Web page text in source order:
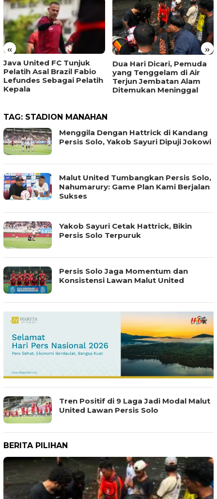
« »
Java United FC Tunjuk
Pelatih Asal Brazil Fabio
Lefundes Sebagai Pelatih
Kepala
Dua Hari Dicari, Pemuda
yang Tenggelam di Air
Terjun Jembatan Alam
Ditemukan Meninggal
TAG: STADION MANAHAN
Menggila Dengan Hattrick di Kandang
Persis Solo, Yakob Sayuri Dipuji Jokowi
Malut United Tumbangkan Persis Solo,
Nahumarury: Game Plan Kami Berjalan
Sukses
Yakob Sayuri Cetak Hattrick, Bikin
Persis Solo Terpuruk
Persis Solo Jaga Momentum dan
Konsistensi Lawan Malut United
Tren Positif di 9 Laga Jadi Modal Malut
United Lawan Persis Solo
BERITA PILIHAN